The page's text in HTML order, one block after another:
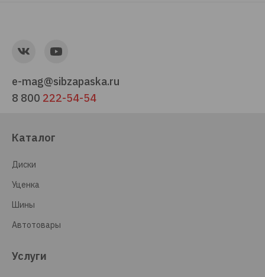
e-mag@sibzapaska.ru
8 800 222-54-54
Каталог
Диски
Уценка
Шины
Автотовары
Услуги